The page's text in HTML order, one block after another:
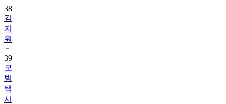
38
김
지
원
39
모
범
택
시